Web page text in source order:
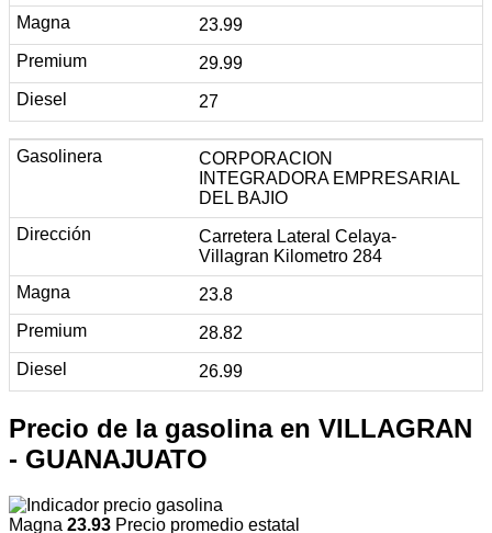
23.99
29.99
27
CORPORACION
INTEGRADORA EMPRESARIAL
DEL BAJIO
Carretera Lateral Celaya-
Villagran Kilometro 284
23.8
28.82
26.99
Precio de la gasolina en VILLAGRAN
- GUANAJUATO
Magna 23.93 Precio promedio estatal